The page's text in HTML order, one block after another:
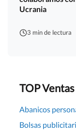
Ucrania
3 min de lectura
TOP
Abanicos
Bolsas